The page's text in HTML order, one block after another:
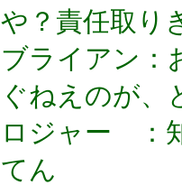
や？責任取り
ブライアン：
ぐねえのが、
ロジャー ：
てん